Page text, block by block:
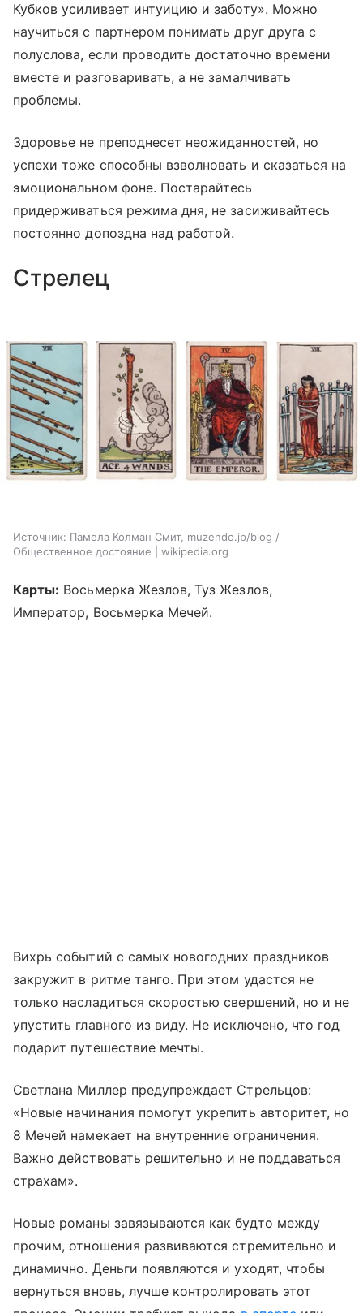
Кубков усиливает интуицию и заботу». Можно
научиться с партнером понимать друг друга с
полуслова, если проводить достаточно времени
вместе и разговаривать, а не замалчивать
проблемы.
Здоровье не преподнесет неожиданностей, но
успехи тоже способны взволновать и сказаться на
эмоциональном фоне. Постарайтесь
придерживаться режима дня, не засиживайтесь
постоянно допоздна над работой.
Стрелец
Источник: Памела Колман Смит, muzendo.jp/blog /
Общественное достояние | wikipedia.org
Карты: Восьмерка Жезлов, Туз Жезлов,
Император, Восьмерка Мечей.
Вихрь событий с самых новогодних праздников
закружит в ритме танго. При этом удастся не
только насладиться скоростью свершений, но и не
упустить главного из виду. Не исключено, что год
подарит путешествие мечты.
Светлана Миллер предупреждает Стрельцов:
«Новые начинания помогут укрепить авторитет, но
8 Мечей намекает на внутренние ограничения.
Важно действовать решительно и не поддаваться
страхам».
Новые романы завязываются как будто между
прочим, отношения развиваются стремительно и
динамично. Деньги появляются и уходят, чтобы
вернуться вновь, лучше контролировать этот